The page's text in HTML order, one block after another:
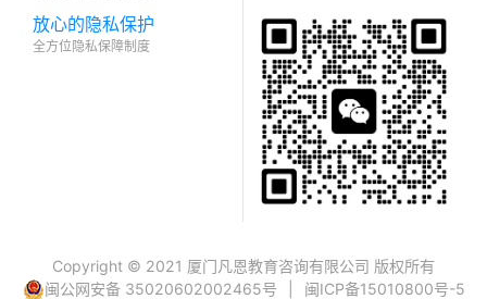
放心的隐私保护
全方位隐私保障制度
Copyright © 2021 厦门凡恩教育咨询有限公司 版权所有
闽公网安备 35020602002465号
闽ICP备15010800号-5